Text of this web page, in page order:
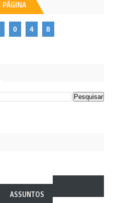
PÁGINA
0 4 8
ASSUNTOS